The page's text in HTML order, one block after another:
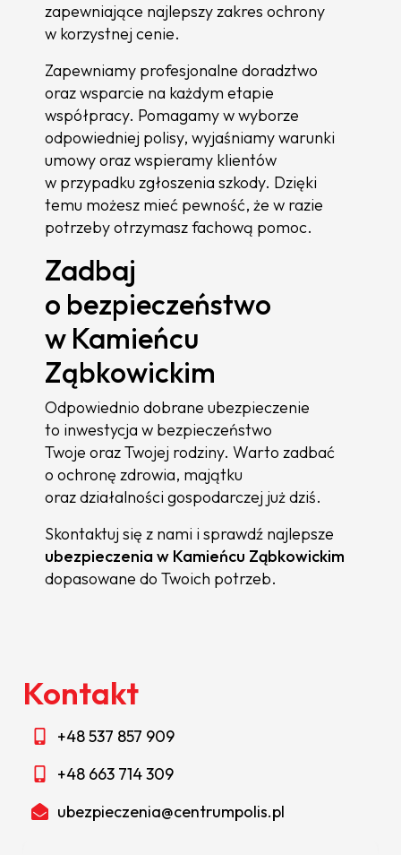
zapewniające najlepszy zakres ochrony
w korzystnej cenie.
Zapewniamy profesjonalne doradztwo
oraz wsparcie na każdym etapie
współpracy. Pomagamy w wyborze
odpowiedniej polisy, wyjaśniamy warunki
umowy oraz wspieramy klientów
w przypadku zgłoszenia szkody. Dzięki
temu możesz mieć pewność, że w razie
potrzeby otrzymasz fachową pomoc.
Zadbaj
o bezpieczeństwo
w Kamieńcu
Ząbkowickim
Odpowiednio dobrane ubezpieczenie
to inwestycja w bezpieczeństwo
Twoje oraz Twojej rodziny. Warto zadbać
o ochronę zdrowia, majątku
oraz działalności gospodarczej już dziś.
Skontaktuj się z nami i sprawdź najlepsze
ubezpieczenia w Kamieńcu Ząbkowickim
dopasowane do Twoich potrzeb.
Kontakt
+48 537 857 909
+48 663 714 309
ubezpieczenia@centrumpolis.pl